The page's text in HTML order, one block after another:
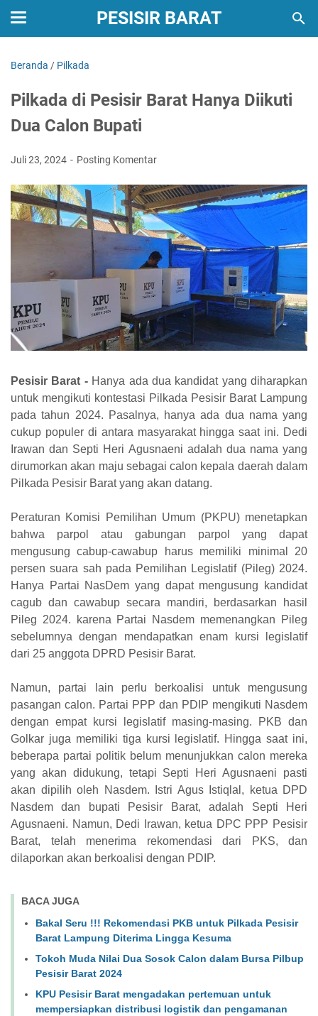
PESISIR BARAT
Beranda / Pilkada
Pilkada di Pesisir Barat Hanya Diikuti
Dua Calon Bupati
Juli 23, 2024 Posting Komentar
Pesisir Barat -Hanya ada dua kandidat yang diharapkan
untuk mengikuti kontestasi Pilkada Pesisir Barat Lampung
pada tahun 2024. Pasalnya, hanya ada dua nama yang
cukup populer di antara masyarakat hingga saat ini. Dedi
Irawan dan Septi Heri Agusnaeni adalah dua nama yang
dirumorkan akan maju sebagai calon kepala daerah dalam
Pilkada Pesisir Barat yang akan datang.
Peraturan Komisi Pemilihan Umum (PKPU) menetapkan
bahwa parpol atau gabungan parpol yang dapat
mengusung cabup-cawabup harus memiliki minimal 20
persen suara sah pada Pemilihan Legislatif (Pileg) 2024.
Hanya Partai NasDem yang dapat mengusung kandidat
cagub dan cawabup secara mandiri, berdasarkan hasil
Pileg 2024. karena Partai Nasdem memenangkan Pileg
sebelumnya dengan mendapatkan enam kursi legislatif
dari 25 anggota DPRD Pesisir Barat.
Namun, partai lain perlu berkoalisi untuk mengusung
pasangan calon. Partai PPP dan PDIP mengikuti Nasdem
dengan empat kursi legislatif masing-masing. PKB dan
Golkar juga memiliki tiga kursi legislatif. Hingga saat ini,
beberapa partai politik belum menunjukkan calon mereka
yang akan didukung, tetapi Septi Heri Agusnaeni pasti
akan dipilih oleh Nasdem. Istri Agus Istiqlal, ketua DPD
Nasdem dan bupati Pesisir Barat, adalah Septi Heri
Agusnaeni. Namun, Dedi Irawan, ketua DPC PPP Pesisir
Barat, telah menerima rekomendasi dari PKS, dan
dilaporkan akan berkoalisi dengan PDIP.
BACA JUGA
Bakal Seru !!! Rekomendasi PKB untuk Pilkada Pesisir
Barat Lampung Diterima Lingga Kesuma
Tokoh Muda Nilai Dua Sosok Calon dalam Bursa Pilbup
Pesisir Barat 2024
KPU Pesisir Barat mengadakan pertemuan untuk
mempersiapkan distribusi logistik dan pengamanan